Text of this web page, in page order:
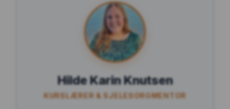
Hilde Karin Knutsen
KURSLÆRER & SJELESORGMENTOR